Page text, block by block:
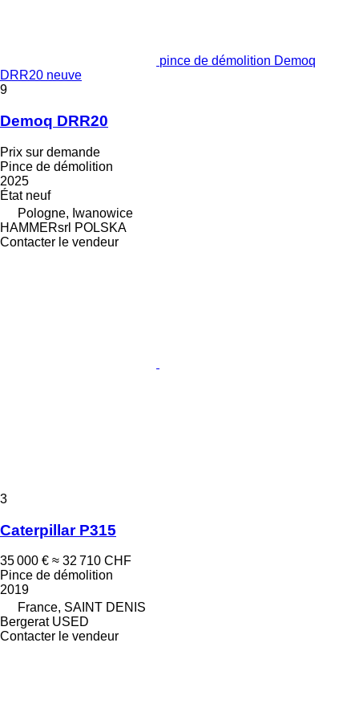
pince de démolition Demoq
DRR20 neuve
9
Demoq DRR20
Prix sur demande
Pince de démolition
2025
Étatneuf
Pologne, Iwanowice
HAMMERsrl POLSKA
Contacter le vendeur
3
Caterpillar P315
35 000 € ≈ 32 710 CHF
Pince de démolition
2019
France, SAINT DENIS
Bergerat USED
Contacter le vendeur